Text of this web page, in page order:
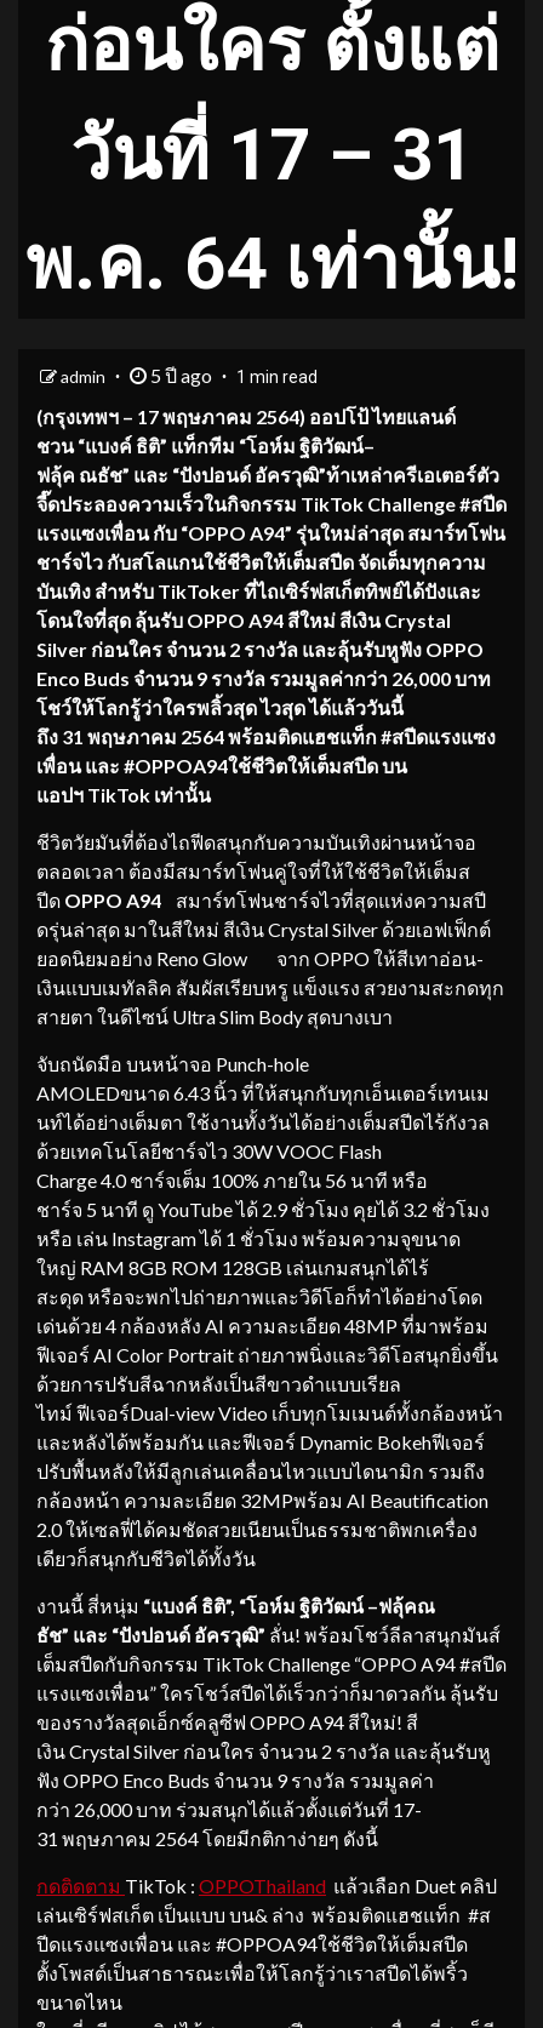
ก่อนใคร ตั้งแต่
วันที่ 17 – 31
พ.ค. 64 เท่านั้น!
admin 5 ปี ago 1 min read
(กรุงเทพฯ – 17 พฤษภาคม 2564) ออปโป้ ไทยแลนด์
ชวน “แบงค์ ธิติ” แท็กทีม “โอห์ม ฐิติวัฒน์–
ฟลุ้ค ณธัช” และ “ปังปอนด์ อัครวุฒิ”ท้าเหล่าครีเอเตอร์ตัว
จี๊ดประลองความเร็วในกิจกรรม TikTok Challenge #สปีด
แรงแซงเพื่อน กับ “OPPO A94” รุ่นใหม่ล่าสุด สมาร์ทโฟน
ชาร์จไว กับสโลแกนใช้ชีวิตให้เต็มสปีด จัดเต็มทุกความ
บันเทิง สำหรับ TikToker ที่ไถเซิร์ฟสเก็ตทิพย์ได้ปังและ
โดนใจที่สุด ลุ้นรับ OPPO A94 สีใหม่ สีเงิน Crystal
Silver ก่อนใคร จำนวน 2 รางวัล และลุ้นรับหูฟัง OPPO
Enco Buds จำนวน 9 รางวัล รวมมูลค่ากว่า 26,000 บาท
โชว์ให้โลกรู้ว่าใครพลิ้วสุด ไวสุด ได้แล้ววันนี้
ถึง 31 พฤษภาคม 2564 พร้อมติดแฮชแท็ก #สปีดแรงแซง
เพื่อน และ #OPPOA94ใช้ชีวิตให้เต็มสปีด บน
แอปฯ TikTok เท่านั้น
ชีวิตวัยมันที่ต้องไถฟีดสนุกกับความบันเทิงผ่านหน้าจอ
ตลอดเวลา ต้องมีสมาร์ทโฟนคู่ใจที่ให้ใช้ชีวิตให้เต็มส
ปีด OPPO A94 สมาร์ทโฟนชาร์จไวที่สุดแห่งความสปี
ดรุ่นล่าสุด มาในสีใหม่ สีเงิน Crystal Silver ด้วยเอฟเฟ็กต์
ยอดนิยมอย่าง Reno Glow จาก OPPO ให้สีเทาอ่อน-
เงินแบบเมทัลลิค สัมผัสเรียบหรู แข็งแรง สวยงามสะกดทุก
สายตา ในดีไซน์ Ultra Slim Body สุดบางเบา
จับถนัดมือ บนหน้าจอ Punch-hole
AMOLEDขนาด 6.43 นิ้ว ที่ให้สนุกกับทุกเอ็นเตอร์เทนเม
นท์ได้อย่างเต็มตา ใช้งานทั้งวันได้อย่างเต็มสปีดไร้กังวล
ด้วยเทคโนโลยีชาร์จไว 30W VOOC Flash
Charge 4.0 ชาร์จเต็ม 100% ภายใน 56 นาที หรือ
ชาร์จ 5 นาที ดู YouTube ได้ 2.9 ชั่วโมง คุยได้ 3.2 ชั่วโมง
หรือ เล่น Instagram ได้ 1 ชั่วโมง พร้อมความจุขนาด
ใหญ่ RAM 8GB ROM 128GB เล่นเกมสนุกได้ไร้
สะดุด หรือจะพกไปถ่ายภาพและวิดีโอก็ทำได้อย่างโดด
เด่นด้วย 4 กล้องหลัง AI ความละเอียด 48MP ที่มาพร้อม
ฟีเจอร์ AI Color Portrait ถ่ายภาพนิ่งและวิดีโอสนุกยิ่งขึ้น
ด้วยการปรับสีฉากหลังเป็นสีขาวดำแบบเรียล
ไทม์ ฟีเจอร์Dual-view Video เก็บทุกโมเมนต์ทั้งกล้องหน้า
และหลังได้พร้อมกัน และฟีเจอร์ Dynamic Bokehฟีเจอร์
ปรับพื้นหลังให้มีลูกเล่นเคลื่อนไหวแบบไดนามิก รวมถึง
กล้องหน้า ความละเอียด 32MPพร้อม AI Beautification
2.0 ให้เซลฟี่ได้คมชัดสวยเนียนเป็นธรรมชาติพกเครื่อง
เดียวก็สนุกกับชีวิตได้ทั้งวัน
งานนี้ สี่หนุ่ม “แบงค์ ธิติ”, “โอห์ม ฐิติวัฒน์ –ฟลุ้คณ
ธัช” และ “ปังปอนด์ อัครวุฒิ” ลั่น! พร้อมโชว์ลีลาสนุกมันส์
เต็มสปีดกับกิจกรรม TikTok Challenge “OPPO A94 #สปีด
แรงแซงเพื่อน” ใครโชว์สปีดได้เร็วกว่าก็มาดวลกัน ลุ้นรับ
ของรางวัลสุดเอ็กซ์คลูซีฟ OPPO A94 สีใหม่! สี
เงิน Crystal Silver ก่อนใคร จำนวน 2 รางวัล และลุ้นรับหู
ฟัง OPPO Enco Buds จำนวน 9 รางวัล รวมมูลค่า
กว่า 26,000 บาท ร่วมสนุกได้แล้วตั้งแต่วันที่ 17-
31 พฤษภาคม 2564 โดยมีกติกาง่ายๆ ดังนี้
กดติดตาม TikTok : OPPOThailand แล้วเลือก Duet คลิป
เล่นเซิร์ฟสเก็ต เป็นแบบ บน& ล่าง พร้อมติดแฮชแท็ก #ส
ปีดแรงแซงเพื่อน และ #OPPOA94ใช้ชีวิตให้เต็มสปีด
ตั้งโพสต์เป็นสาธารณะเพื่อให้โลกรู้ว่าเราสปีดได้พริ้ว
ขนาดไหน